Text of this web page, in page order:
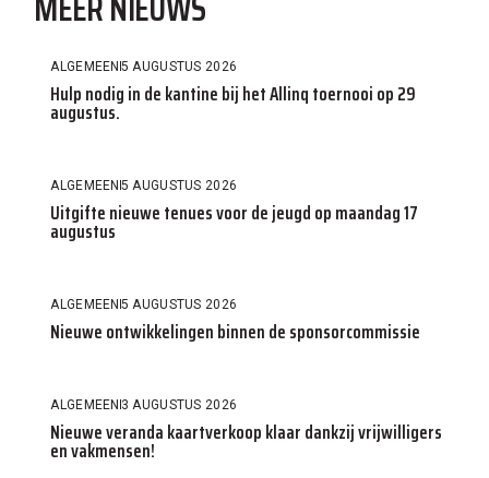
ALGEMEEN5 AUGUSTUS 2026
Hulp nodig in de kantine bij het Allinq toernooi op 29
augustus.
ALGEMEEN5 AUGUSTUS 2026
Uitgifte nieuwe tenues voor de jeugd op maandag 17
augustus
ALGEMEEN5 AUGUSTUS 2026
Nieuwe ontwikkelingen binnen de sponsorcommissie
ALGEMEEN3 AUGUSTUS 2026
Nieuwe veranda kaartverkoop klaar dankzij vrijwilligers
en vakmensen!